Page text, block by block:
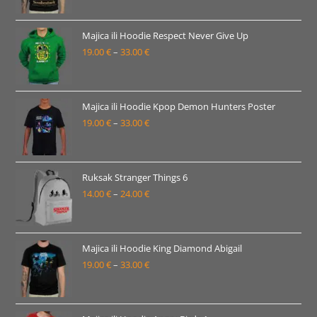
od
22.00 €
do
Majica ili Hoodie Respect Never Give Up
19.00€– 33.00€Raspon
od
19.00 €
do
Majica ili Hoodie Kpop Demon Hunters Poster
19.00€– 33.00€Raspon
od
19.00 €
do
Ruksak Stranger Things 6
14.00€– 24.00€Raspon
od
14.00 €
do
Majica ili Hoodie King Diamond Abigail
19.00€– 33.00€Raspon
od